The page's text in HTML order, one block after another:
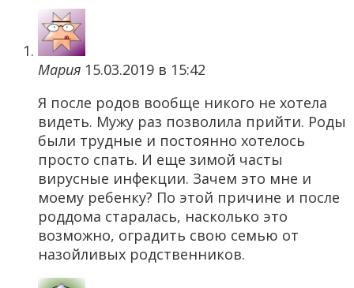
Мария 15.03.2019 в 15:42
Я после родов вообще никого не хотела
видеть. Мужу раз позволила прийти. Роды
были трудные и постоянно хотелось
просто спать. И еще зимой часты
вирусные инфекции. Зачем это мне и
моему ребенку? По этой причине и после
роддома старалась, насколько это
возможно, оградить свою семью от
назойливых родственников.